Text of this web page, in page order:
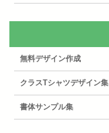
無料デザイン作成
クラスTシャツデザイン集
書体サンプル集